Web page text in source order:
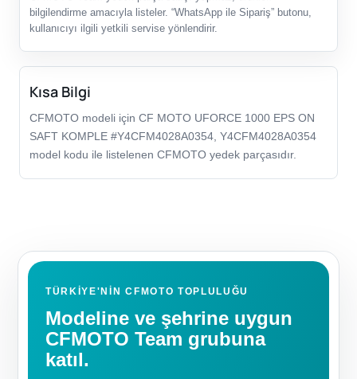
bilgilendirme amacıyla listeler. “WhatsApp ile Sipariş” butonu,
kullanıcıyı ilgili yetkili servise yönlendirir.
Kısa Bilgi
CFMOTO modeli için CF MOTO UFORCE 1000 EPS ON
SAFT KOMPLE #Y4CFM4028A0354, Y4CFM4028A0354
model kodu ile listelenen CFMOTO yedek parçasıdır.
TÜRKIYE'NIN CFMOTO TOPLULUĞU
Modeline ve şehrine uygun
CFMOTO Team grubuna
katıl.